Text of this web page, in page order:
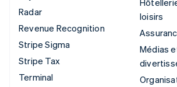
Radar
Revenue Recognition
Stripe Sigma
Stripe Tax
Terminal
loisirs
Médias